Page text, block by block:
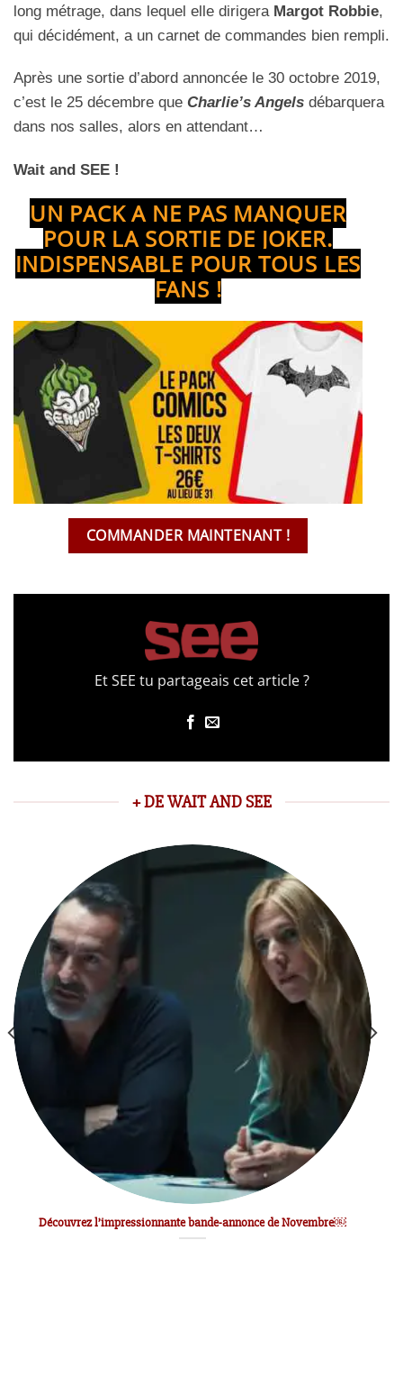
long métrage, dans lequel elle dirigera Margot Robbie,
qui décidément, a un carnet de commandes bien rempli.
Après une sortie d’abord annoncée le 30 octobre 2019,
c’est le 25 décembre que Charlie’s Angels débarquera
dans nos salles, alors en attendant…
Wait and SEE !
UN PACK A NE PAS MANQUER
POUR LA SORTIE DE JOKER.
INDISPENSABLE POUR TOUS LES
FANS !
COMMANDER MAINTENANT !
Et SEE tu partageais cet article ?
+ DE WAIT AND SEE
Découvrez l’impressionnante bande-annonce de Novembre￼